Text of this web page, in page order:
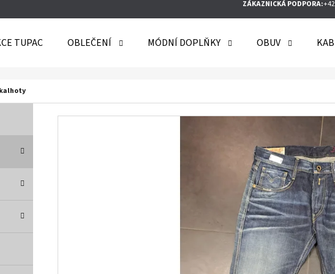
ZÁKAZNICKÁ PODPORA:
TUPAC OBLEČENÍ MÓDNÍ DOPLŇKY OBUV